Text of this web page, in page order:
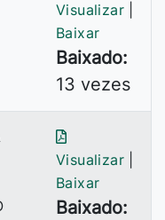
Visualizar
Baixar
Baixado:
13 vezes
Visualizar
Baixar
Baixado: